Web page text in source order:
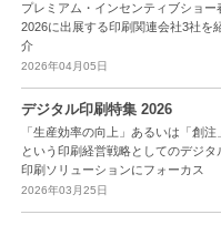
プレミアム・インセンティブショー
2026に出展する印刷関連会社3社を
介
2026年04月05日
デジタル印刷特集 2026
「生産効率の向上」あるいは「創注」
という印刷経営戦略としてのデジタ
印刷ソリューションにフォーカス
2026年03月25日